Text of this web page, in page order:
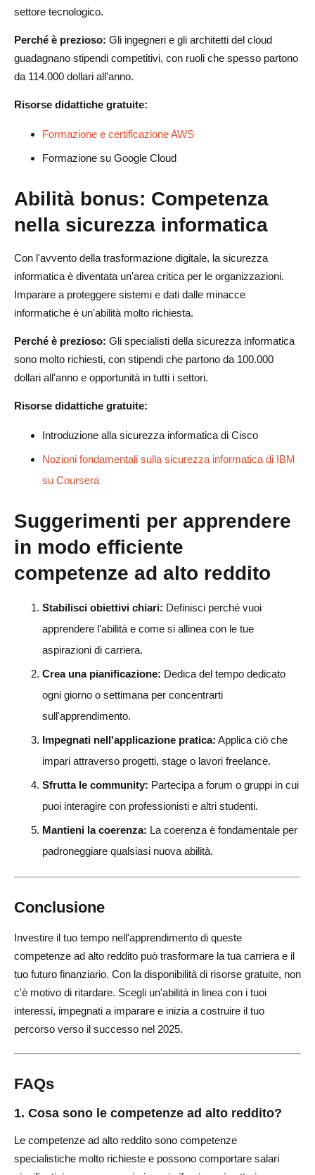
settore tecnologico.
Perché è prezioso: Gli ingegneri e gli architetti del cloud
guadagnano stipendi competitivi, con ruoli che spesso partono
da 114.000 dollari all'anno.
Risorse didattiche gratuite:
Formazione e certificazione AWS
Formazione su Google Cloud
Abilità bonus: Competenza
nella sicurezza informatica
Con l'avvento della trasformazione digitale, la sicurezza
informatica è diventata un'area critica per le organizzazioni.
Imparare a proteggere sistemi e dati dalle minacce
informatiche è un'abilità molto richiesta.
Perché è prezioso: Gli specialisti della sicurezza informatica
sono molto richiesti, con stipendi che partono da 100.000
dollari all'anno e opportunità in tutti i settori.
Risorse didattiche gratuite:
Introduzione alla sicurezza informatica di Cisco
Nozioni fondamentali sulla sicurezza informatica di IBM
su Coursera
Suggerimenti per apprendere
in modo efficiente
competenze ad alto reddito
Stabilisci obiettivi chiari: Definisci perché vuoi
apprendere l'abilità e come si allinea con le tue
aspirazioni di carriera.
Crea una pianificazione: Dedica del tempo dedicato
ogni giorno o settimana per concentrarti
sull'apprendimento.
Impegnati nell'applicazione pratica: Applica ciò che
impari attraverso progetti, stage o lavori freelance.
Sfrutta le community: Partecipa a forum o gruppi in cui
puoi interagire con professionisti e altri studenti.
Mantieni la coerenza: La coerenza è fondamentale per
padroneggiare qualsiasi nuova abilità.
Conclusione
Investire il tuo tempo nell'apprendimento di queste
competenze ad alto reddito può trasformare la tua carriera e il
tuo futuro finanziario. Con la disponibilità di risorse gratuite, non
c'è motivo di ritardare. Scegli un'abilità in linea con i tuoi
interessi, impegnati a imparare e inizia a costruire il tuo
percorso verso il successo nel 2025.
FAQs
1. Cosa sono le competenze ad alto reddito?
Le competenze ad alto reddito sono competenze
specialistiche molto richieste e possono comportare salari